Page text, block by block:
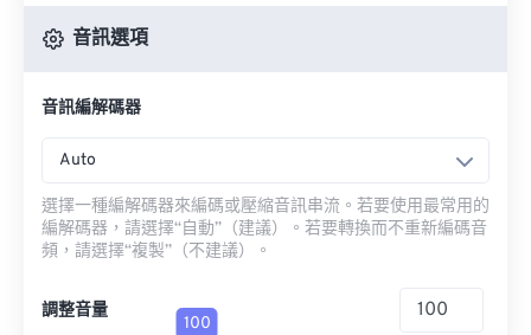
音訊選項
音訊編解碼器
Auto
選擇一種編解碼器來編碼或壓縮音訊串流。若要使用最常用的
編解碼器，請選擇“自動”（建議）。若要轉換而不重新編碼音
頻，請選擇“複製”（不建議）。
調整音量
100